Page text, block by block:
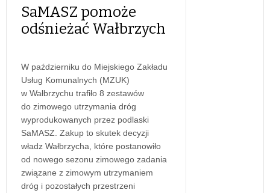
SaMASZ pomoże
odśnieżać Wałbrzych
W październiku do Miejskiego Zakładu
Usług Komunalnych (MZUK)
w Wałbrzychu trafiło 8 zestawów
do zimowego utrzymania dróg
wyprodukowanych przez podlaski
SaMASZ. Zakup to skutek decyzji
władz Wałbrzycha, które postanowiło
od nowego sezonu zimowego zadania
związane z zimowym utrzymaniem
dróg i pozostałych przestrzeni